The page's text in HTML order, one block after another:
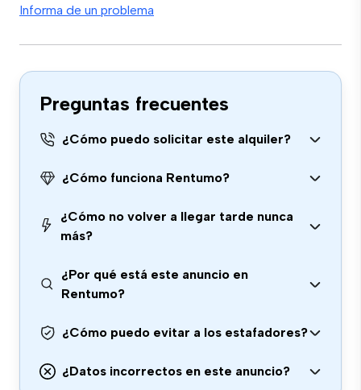
Informa de un problema
Preguntas frecuentes
¿Cómo puedo solicitar este alquiler?
¿Cómo funciona Rentumo?
¿Cómo no volver a llegar tarde nunca
más?
¿Por qué está este anuncio en
Rentumo?
¿Cómo puedo evitar a los estafadores?
¿Datos incorrectos en este anuncio?